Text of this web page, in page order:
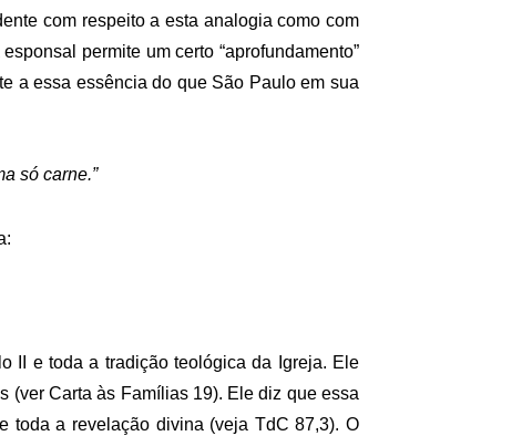
com respeito a esta analogia como com
permite um certo “aprofundamento”
a essa essência do que São Paulo em sua
só carne.”
II e toda a tradição teológica da Igreja. Ele
(ver Carta às Famílias 19). Ele diz que essa
toda a revelação divina (veja TdC 87,3). O